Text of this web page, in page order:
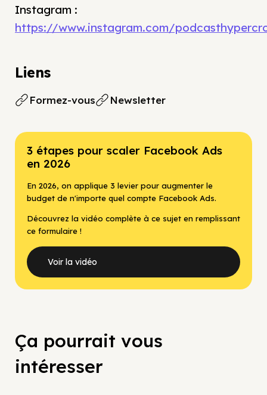
Instagram :
https://www.instagram.com/
Liens
Formez-vous Newsletter
3 étapes pour scaler Facebook Ads
en 2026
En 2026, on applique 3 levier pour augmenter le
budget de n'importe quel compte Facebook Ads.
Découvrez la vidéo complète à ce sujet en remplissant
ce formulaire !
Voir la vidéo
Ça pourrait vous
intéresser